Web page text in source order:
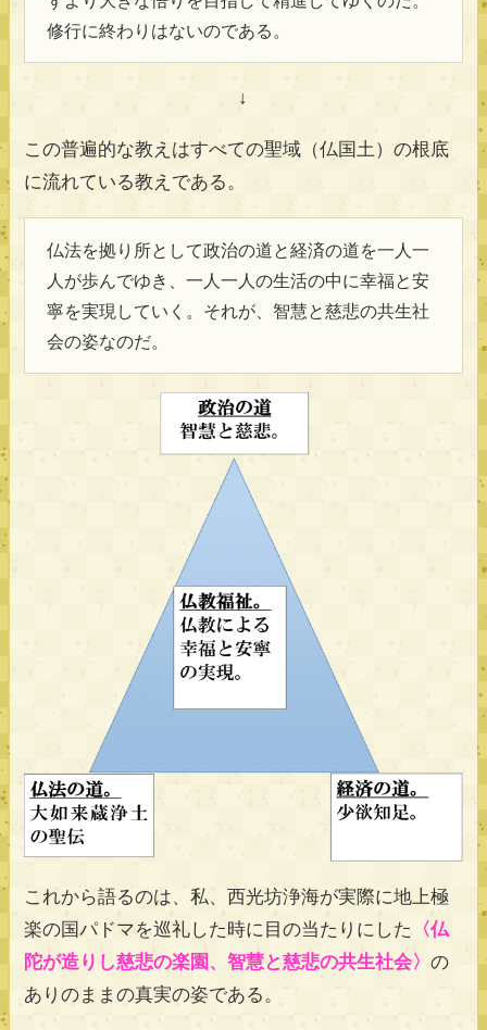
修行に終わりはないのである。
↓
この普遍的な教えはすべての聖域（仏国土）の根底
に流れている教えである。
仏法を拠り所として政治の道と経済の道を一人一
人が歩んでゆき、一人一人の生活の中に幸福と安
寧を実現していく。それが、智慧と慈悲の共生社
会の姿なのだ。
これから語るのは、私、西光坊浄海が実際に地上極
楽の国パドマを巡礼した時に目の当たりにした 〈仏
陀が造りし慈悲の楽園、智慧と慈悲の共生社会〉 の
ありのままの真実の姿である。